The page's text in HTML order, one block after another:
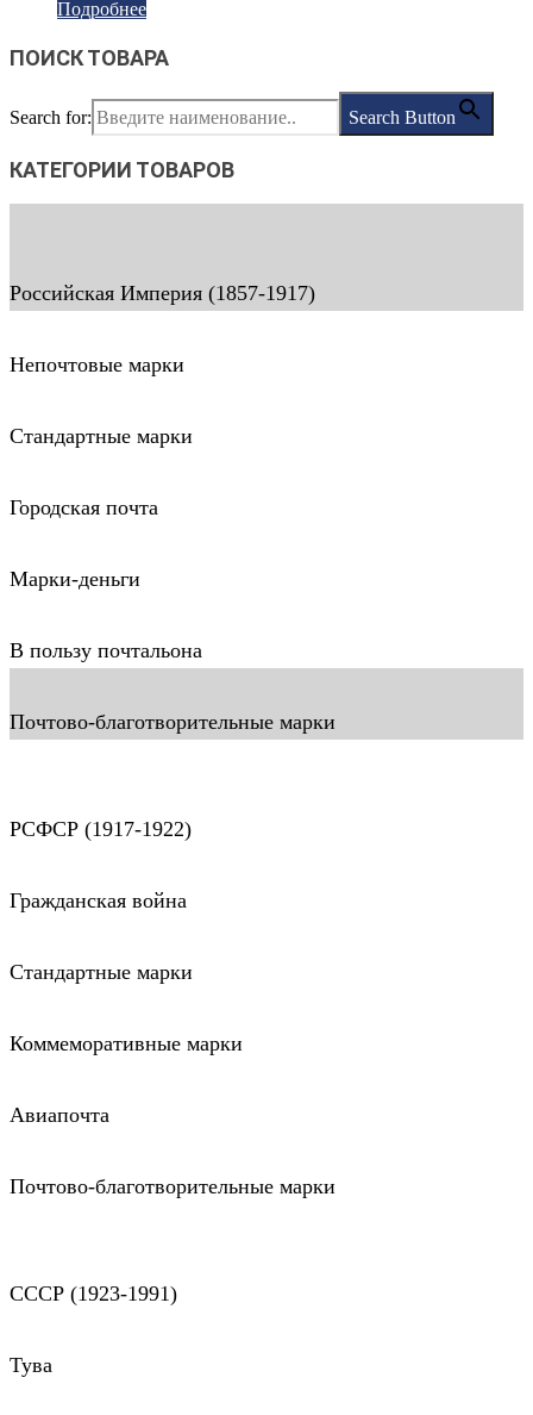
Подробнее
ПОИСК ТОВАРА
Search for: Search Button
КАТЕГОРИИ ТОВАРОВ
Российская Империя (1857-1917)
Непочтовые марки
Стандартные марки
Городская почта
Марки-деньги
В пользу почтальона
Почтово-благотворительные марки
РСФСР (1917-1922)
Гражданская война
Стандартные марки
Коммеморативные марки
Авиапочта
Почтово-благотворительные марки
СССР (1923-1991)
Тува